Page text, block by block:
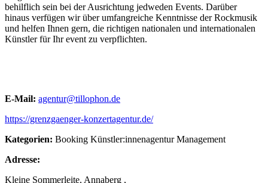
behilflich sein bei der Ausrichtung jedweden Events. Darüber
hinaus verfügen wir über umfangreiche Kenntnisse der Rockmusik
und helfen Ihnen gern, die richtigen nationalen und internationalen
Künstler für Ihr event zu verpflichten.
E-Mail: agentur@tillophon.de
https://grenzgaenger-konzertagentur.de/
Kategorien: Booking Künstler:innenagentur Management
Adresse:
Kleine Sommerleite, Annaberg ,